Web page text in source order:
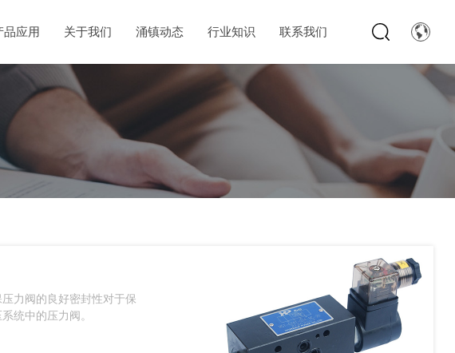
品应用 关于我们 涌镇动态 行业知识 联系我们
力阀的良好密封性对于保
统中的压力阀。